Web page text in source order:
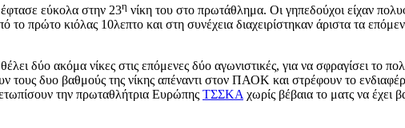
εύκολα στην 23η νίκη του στο πρωτάθλημα. Οι γηπεδούχοι είχαν
πρώτο κιόλας 10λεπτο και στη συνέχεια διαχειρίστηκαν άριστα τα
δύο ακόμα νίκες στις επόμενες δύο αγωνιστικές, για να σφραγίσει το
τους δυο βαθμούς της νίκης απέναντι στον ΠΑΟΚ και στρέφουν το
την πρωταθλήτρια Ευρώπης ΤΣΣΚΑ χωρίς βέβαια το ματς να έχει